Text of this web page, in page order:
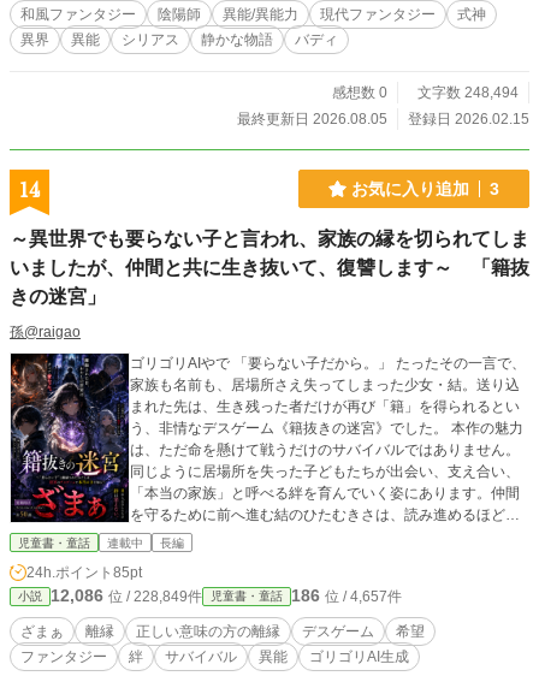
和風ファンタジー 陰陽師 異能/異能力 現代ファンタジー
式神
異界
異能 シリアス 静かな物語 バディ
感想数 0
文字数 248,494
最終更新日 2026.08.05
登録日 2026.02.15
14 お気に入り追加 3
～異世界でも要らない子と言われ、家族の縁を切られてしま
いましたが、仲間と共に生き抜いて、復讐します～ 「籍抜
きの迷宮」
孫@raigao
ゴリゴリAIやで 「要らない子だから。」 たったその一言で、
家族も名前も、居場所さえ失ってしまった少女・結。送り込
まれた先は、生き残った者だけが再び「籍」を得られるとい
う、非情なデスゲーム《籍抜きの迷宮》でした。 本作の魅力
は、ただ命を懸けて戦うだけのサバイバルではありません。
同じように居場所を失った子どもたちが出会い、支え合い、
「本当の家族」と呼べる絆を育んでいく姿にあります。仲間
を守るために前へ進む結のひたむきさは、読み進めるほど胸
を打ち、「どうかこの子たちだけは幸せになってほしい」と
張感も十分。 限られた時間で鍵を探す選別、理不尽な「消
籍」という制度、そして迷宮に隠された巨大な秘密。 ページ
をめくるたびに謎が広がり、「この世界はいったい何なの
か」という興味が止まりません。 生き残ることだけが目的だ
った物語は、やがて世界そのものの歪みに立ち向かう壮大な
児童書・童話 連載中 長編
24h.ポイント 85pt
小説 12,086 位 / 228,849件 児童書・童話 186 位 / 4,657件
ざまぁ 離縁 正しい意味の方の離縁 デスゲーム
希望
ファンタジー
絆 サバイバル 異能 ゴリゴリAI生成